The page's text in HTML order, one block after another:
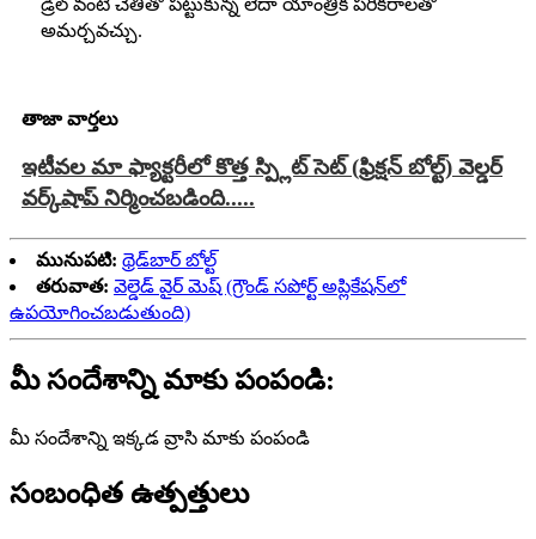
అమర్చవచ్చు.
తాజా వార్తలు
ఇటీవల మా ఫ్యాక్టరీలో కొత్త స్ప్లిట్ సెట్ (ఫ్రిక్షన్ బోల్ట్) వెల్డర్
వర్క్‌షాప్ నిర్మించబడింది.....
మునుపటి: థ్రెడ్‌బార్ బోల్ట్
తరువాత: వెల్డెడ్ వైర్ మెష్ (గ్రౌండ్ సపోర్ట్ అప్లికేషన్‌లో
ఉపయోగించబడుతుంది)
మీ సందేశాన్ని మాకు పంపండి:
మీ సందేశాన్ని ఇక్కడ వ్రాసి మాకు పంపండి
సంబంధిత ఉత్పత్తులు